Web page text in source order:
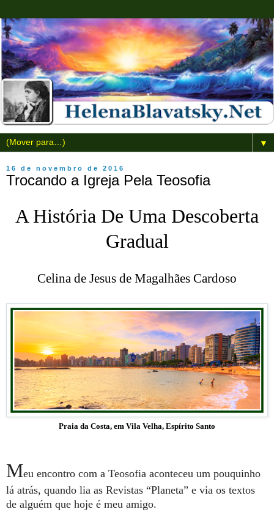
▼
16 de novembro de 2016
Trocando a Igreja Pela Teosofia
A História De Uma Descoberta
Gradual
Celina de Jesus de Magalhães Cardoso
Praia da Costa, em Vila Velha, Espírito Santo
Meu encontro com a Teosofia aconteceu um pouquinho
lá atrás, quando lia as Revistas “Planeta” e via os textos
de alguém que hoje é meu amigo.